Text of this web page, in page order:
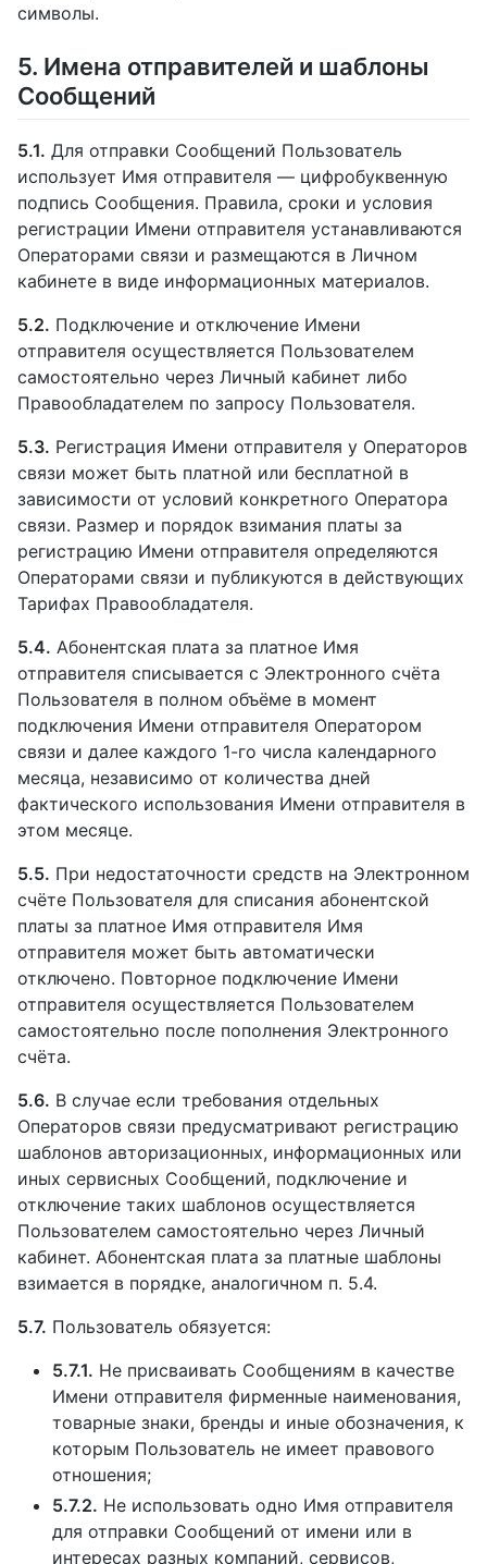
символы.
5. Имена отправителей и шаблоны
Сообщений
5.1. Для отправки Сообщений Пользователь
использует Имя отправителя — цифробуквенную
подпись Сообщения. Правила, сроки и условия
регистрации Имени отправителя устанавливаются
Операторами связи и размещаются в Личном
кабинете в виде информационных материалов.
5.2. Подключение и отключение Имени
отправителя осуществляется Пользователем
самостоятельно через Личный кабинет либо
Правообладателем по запросу Пользователя.
5.3. Регистрация Имени отправителя у Операторов
связи может быть платной или бесплатной в
зависимости от условий конкретного Оператора
связи. Размер и порядок взимания платы за
регистрацию Имени отправителя определяются
Операторами связи и публикуются в действующих
Тарифах Правообладателя.
5.4. Абонентская плата за платное Имя
отправителя списывается с Электронного счёта
Пользователя в полном объёме в момент
подключения Имени отправителя Оператором
связи и далее каждого 1-го числа календарного
месяца, независимо от количества дней
фактического использования Имени отправителя в
этом месяце.
5.5. При недостаточности средств на Электронном
счёте Пользователя для списания абонентской
платы за платное Имя отправителя Имя
отправителя может быть автоматически
отключено. Повторное подключение Имени
отправителя осуществляется Пользователем
самостоятельно после пополнения Электронного
счёта.
5.6. В случае если требования отдельных
Операторов связи предусматривают регистрацию
шаблонов авторизационных, информационных или
иных сервисных Сообщений, подключение и
отключение таких шаблонов осуществляется
Пользователем самостоятельно через Личный
кабинет. Абонентская плата за платные шаблоны
взимается в порядке, аналогичном п. 5.4.
5.7. Пользователь обязуется:
5.7.1. Не присваивать Сообщениям в качестве
Имени отправителя фирменные наименования,
товарные знаки, бренды и иные обозначения, к
которым Пользователь не имеет правового
отношения;
5.7.2. Не использовать одно Имя отправителя
для отправки Сообщений от имени или в
интересах разных компаний, сервисов,